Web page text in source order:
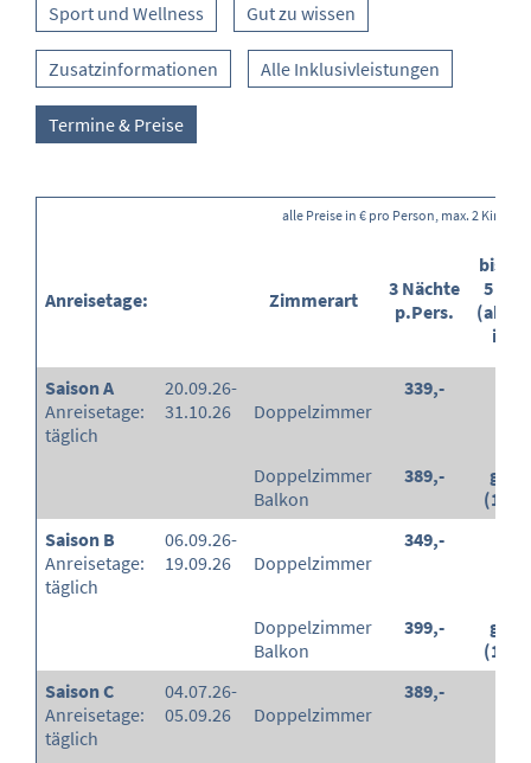
Sport und Wellness Gut zu wissen
Zusatzinformationen Alle Inklusivleistungen
Termine & Preise
alle Preise in € pro Person, max. 2
Anreisetage: Zimmerart
3 Nächte
p.Pers.
bis
5
(ab/
in
Saison A
Anreisetage:
täglich
20.09.26-
31.10.26
Doppelzimmer
339,-
Doppelzimmer
Balkon
389,-
Saison B
Anreisetage:
täglich
06.09.26-
19.09.26
Doppelzimmer
349,-
Doppelzimmer
Balkon
399,-
Saison C
Anreisetage:
täglich
04.07.26-
05.09.26
Doppelzimmer
389,-